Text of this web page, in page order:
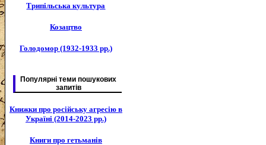
Трипільська культура
Козацтво
Голодомор (1932-1933 рр.)
Популярні теми пошукових
запитів
Книжки про російську агресію в
Україні (2014-2023 рр.)
Книги про гетьманів